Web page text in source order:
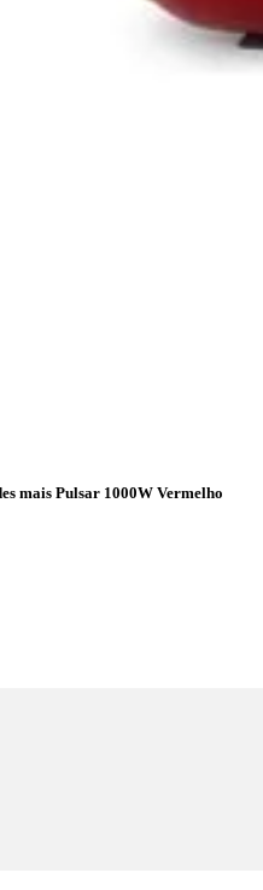
mais Pulsar 1000W Vermelho